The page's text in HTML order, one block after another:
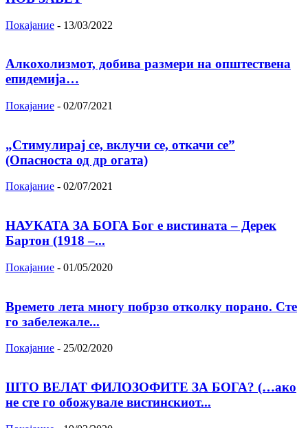
Покајание - 13/03/2022
Алкохолизмот, добива размери на општествена
епидемија…
Покајание - 02/07/2021
„Стимулирај се, вклучи се, откачи се”
(Опасноста од др огата)
Покајание - 02/07/2021
НАУКАТА ЗА БОГА Бог е вистината – Дерек
Бартон (1918 –...
Покајание - 01/05/2020
Времето лета многу побрзо отколку порано. Сте
го забележале...
Покајание - 25/02/2020
ШТО ВЕЛАТ ФИЛОЗОФИТЕ ЗА БОГА? (…ако
не сте го обожувале вистинскиот...